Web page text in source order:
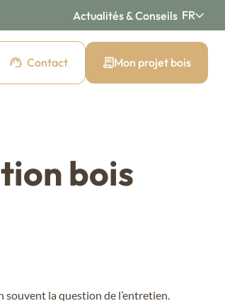
Actualités & Conseils FR
Bardage bois pré-grisé
New Age
Contact Mon projet bois
bois
souvent la question de l’entretien.